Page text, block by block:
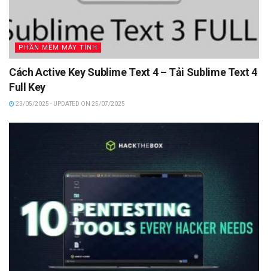
PHẦN MỀM MÁY TÍNH
Cách Active Key Sublime Text 4 – Tải Sublime Text 4
Full Key
23/05/2025 - UPDATED ON 25/07/2025